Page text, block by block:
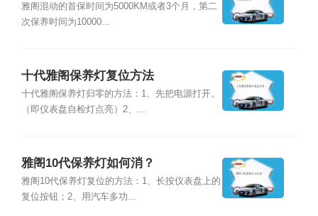
雅阁混动的首保时间为5000KM或者3个月，第二
次保养时间为10000...
十代雅阁保养灯复位方法
十代雅阁保养灯归零的方法：1、先把电源打开。
（即仪表盘自检灯点亮）2、...
雅阁10代保养灯如何消？
雅阁10代保养灯复位的方法：1、长按仪表盘上的
复位按钮；2、用汽车多功...